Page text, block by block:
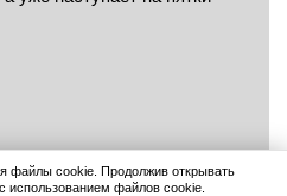
файлы cookie. Продолжив открывать
использованием файлов cookie.